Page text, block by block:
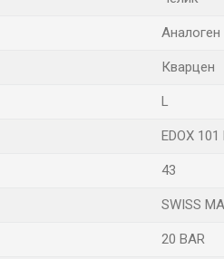
Аналоген
Кварцен
L
EDOX 101
43
SWISS
20 BAR